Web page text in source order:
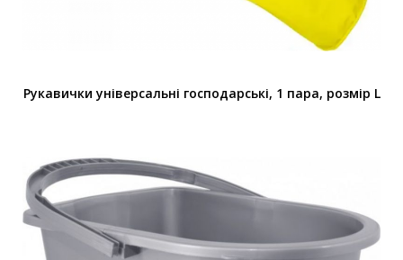
Рукавички універсальні господарські, 1 пара, розмір L